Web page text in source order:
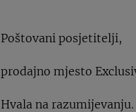
Poštovani posjetitelji,
prodajno mjesto
Hvala na razumijevanju.